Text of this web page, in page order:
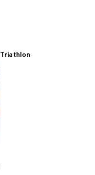
Triathlon